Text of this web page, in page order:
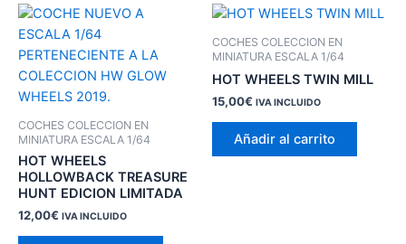
COCHES COLECCION EN
MINIATURA ESCALA 1/64
HOT WHEELS
HOLLOWBACK TREASURE
HUNT EDICION LIMITADA
12,00€ IVA INCLUIDO
COCHES COLECCION EN
MINIATURA ESCALA 1/64
HOT WHEELS TWIN MILL
15,00€ IVA INCLUIDO
Añadir al carrito